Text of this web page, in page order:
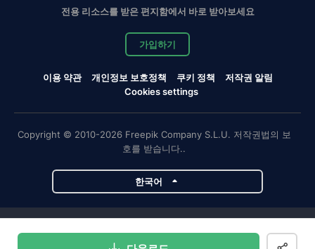
전용 리소스를 받은 편지함에서 바로 받아보세요
가입하기
이용 약관 개인정보 보호정책 쿠키 정책
저작권 알림
Cookies settings
Copyright © 2010-2026 Freepik Company S.L.U. 저작권법의 보
호를 받습니다..
한국어